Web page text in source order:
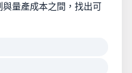
量產成本之間，找出可